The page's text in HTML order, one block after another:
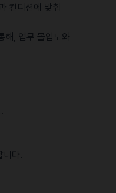
컨디션에 맞춰
해, 업무 몰입도와
니다.